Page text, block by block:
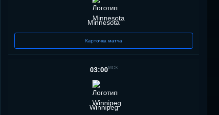
Minnesota
Карточка матча
03:00МСК
Winnipeg